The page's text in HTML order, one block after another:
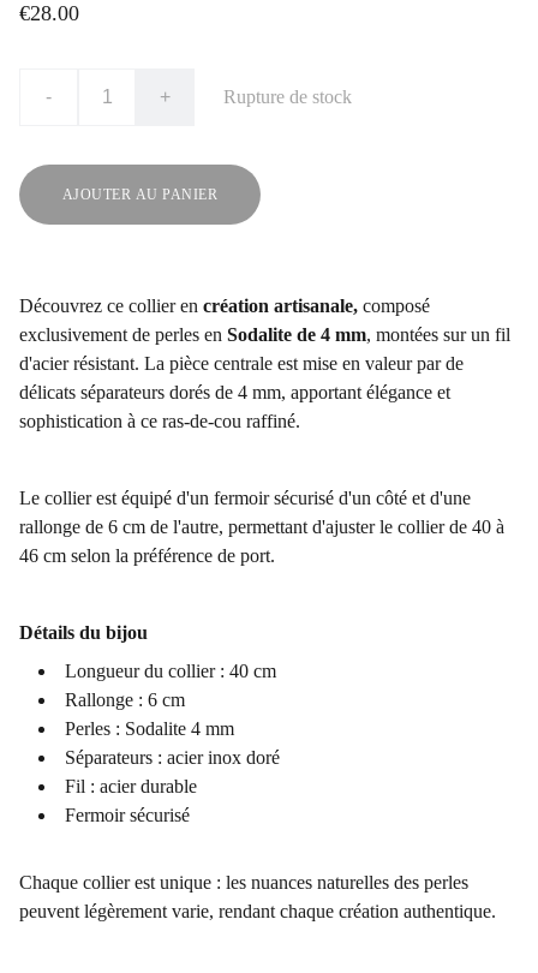
€28.00
- + Rupture de stock
AJOUTER AU PANIER
Découvrez ce collier en création artisanale, composé
exclusivement de perles en Sodalite de 4 mm, montées sur un fil
d'acier résistant. La pièce centrale est mise en valeur par de
délicats séparateurs dorés de 4 mm, apportant élégance et
sophistication à ce ras-de-cou raffiné.
Le collier est équipé d'un fermoir sécurisé d'un côté et d'une
rallonge de 6 cm de l'autre, permettant d'ajuster le collier de 40 à
46 cm selon la préférence de port.
Détails du bijou
Longueur du collier : 40 cm
Rallonge : 6 cm
Perles : Sodalite 4 mm
Séparateurs : acier inox doré
Fil : acier durable
Fermoir sécurisé
Chaque collier est unique : les nuances naturelles des perles
peuvent légèrement varie, rendant chaque création authentique.